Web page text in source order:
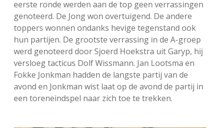
eerste ronde werden aan de top geen verrassingen
genoteerd. De Jong won overtuigend. De andere
toppers wonnen ondanks hevige tegenstand ook
hun partijen. De grootste verrassing in de A-groep
werd genoteerd door Sjoerd Hoekstra uit Garyp, hij
versloeg tacticus Dolf Wissmann. Jan Lootsma en
Fokke Jonkman hadden de langste partij van de
avond en Jonkman wist laat op de avond de partij in
een toreneindspel naar zich toe te trekken.